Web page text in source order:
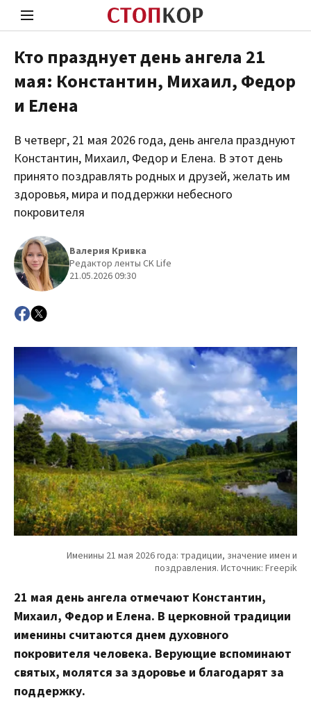
Стоп Политической Коррупции
Политика
Кто празднует день ангела 21
мая: Константин, Михаил, Федор
и Елена
В четверг, 21 мая 2026 года, день ангела празднуют
Константин, Михаил, Федор и Елена. В этот день
принято поздравлять родных и друзей, желать им
здоровья, мира и поддержки небесного
покровителя
Валерия Кривка
Редактор ленты CK Life
21.05.2026 09:30
21 мая день ангела отмечают Константин,
Михаил, Федор и Елена. В церковной традиции
именины считаются днем духовного
покровителя человека. Верующие вспоминают
святых, молятся за здоровье и благодарят за
поддержку.